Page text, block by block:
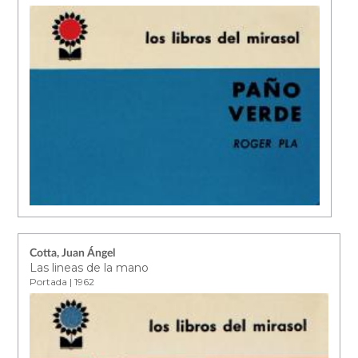
Cotta, Juan Ángel
Las lineas de la mano
Portada | 1962